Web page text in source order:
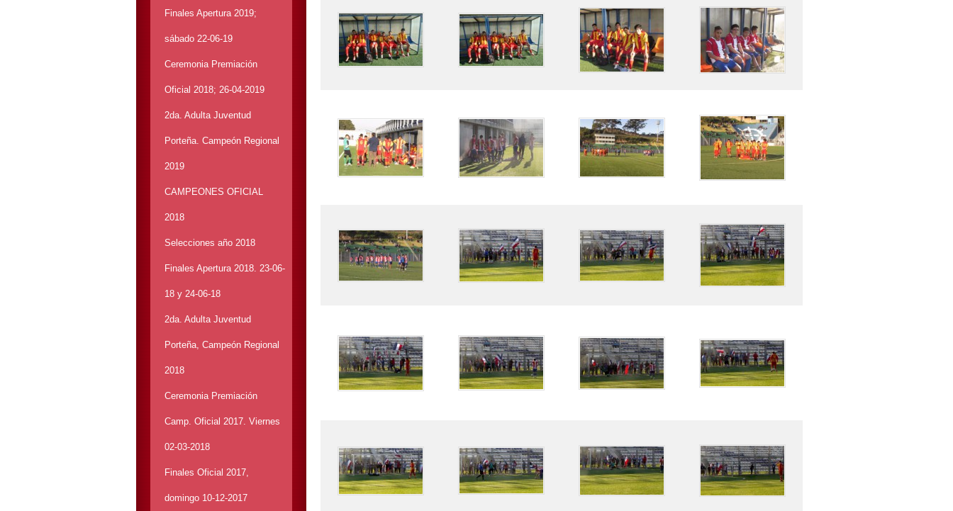
Finales Apertura 2019;
sábado 22-06-19
Ceremonia Premiación
Oficial 2018; 26-04-2019
2da. Adulta Juventud
Porteña. Campeón Regional
2019
CAMPEONES OFICIAL
2018
Selecciones año 2018
Finales Apertura 2018. 23-06-
18 y 24-06-18
2da. Adulta Juventud
Porteña, Campeón Regional
2018
Ceremonia Premiación
Camp. Oficial 2017. Viernes
02-03-2018
Finales Oficial 2017,
domingo 10-12-2017